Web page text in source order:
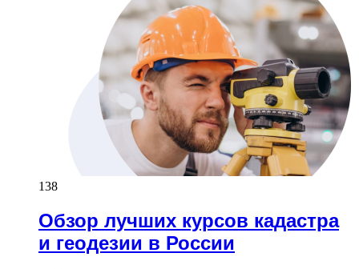
138
Обзор лучших курсов кадастра
и геодезии в России